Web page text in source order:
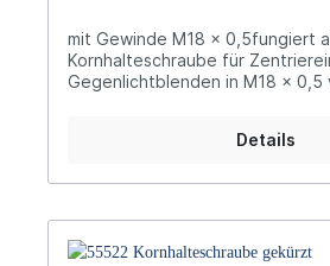
mit Gewinde M18 x 0,5fungiert
Kornhalteschraube für
Gegenlichtblenden in M18 x 0,5
Ähnlichem zu befestigenDetails